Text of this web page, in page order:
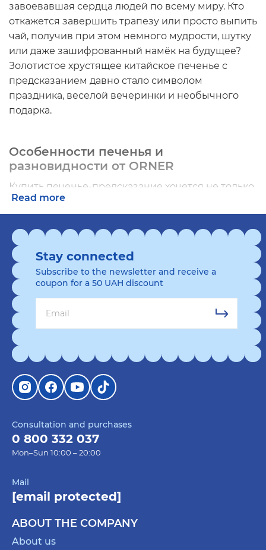
завоевавшая сердца людей по всему миру. Кто
откажется завершить трапезу или просто выпить
чай, получив при этом немного мудрости, шутку
или даже зашифрованный намёк на будущее?
Золотистое хрустящее китайское печенье с
предсказанием давно стало символом
праздника, веселой вечеринки и необычного
подарка.
Особенности печенья и
разновидности от ORNER
Купить печенье-предсказание хочется не только
из-за его оригинальной формы и приятного
вкуса. Его главная изюминка – маленькая
полоска бумаги, спрятанная внутри. Именно на
ней скрыто то самое загадочное послание,
которое вызывает улыбку, заставляет задуматься
или даже вдохновляет на действие.
ORNER предлагает широкий ассортимент этого
китайского печенья, чтобы вы могли подобрать
идеальный вариант для любого события или
настроения.
Среди популярных вариантов от ORNER:
Печенье с предсказаниями «С днём
юбилеев и дней рождения.
Печенье с предсказаниями «Знак из
подсказки и философские размышления.
Печенье с предсказаниями «Удача с тобой» –
отличный мотивационный сюрприз для
событиями.
Read more
Consultation and purchases
0 800 332 037
Mon–Sun 10:00 – 20:00
Mail
[email protected]
ABOUT THE COMPANY
About us
Stay connected
Subscribe to the newsletter and receive a
coupon for a 50 UAH discount